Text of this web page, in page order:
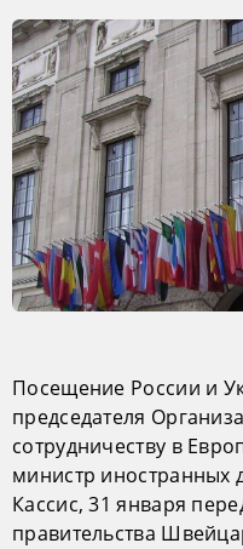
Посещение России и
председателя
сотрудничеству в
министр
Кассис, 31 января
правительства